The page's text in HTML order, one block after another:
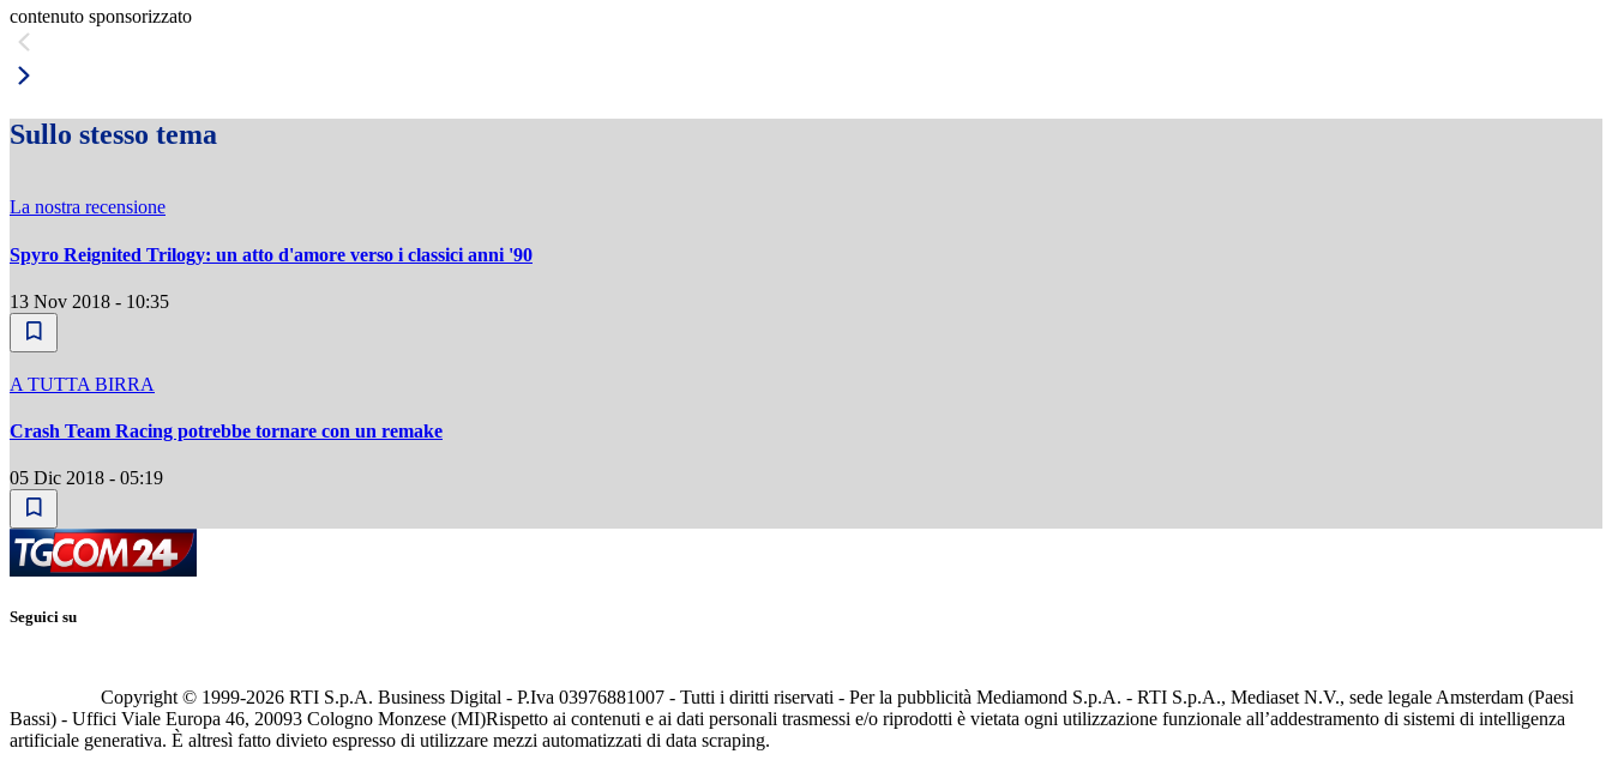
contenuto sponsorizzato
Sullo stesso tema
La nostra recensione
Spyro Reignited Trilogy: un atto d'amore verso i classici anni '90
13 Nov 2018 - 10:35
A TUTTA BIRRA
Crash Team Racing potrebbe tornare con un remake
05 Dic 2018 - 05:19
Seguici su
Copyright © 1999-2026 RTI S.p.A. Business Digital - P.Iva 03976881007 - Tutti i diritti riservati - Per la pubblicità Mediamond S.p.A. - RTI S.p.A., Mediaset N.V., sede legale Amsterdam (Paesi
Bassi) - Uffici Viale Europa 46, 20093 Cologno Monzese (MI)Rispetto ai contenuti e ai dati personali trasmessi e/o riprodotti è vietata ogni utilizzazione funzionale all’addestramento di sistemi di intelligenza
artificiale generativa. È altresì fatto divieto espresso di utilizzare mezzi automatizzati di data scraping.